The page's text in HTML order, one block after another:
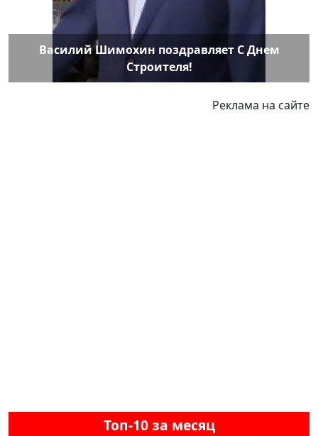
Василий Шимохин поздравляет С Днем
Строителя!
Реклама на сайте
Топ-10 за месяц